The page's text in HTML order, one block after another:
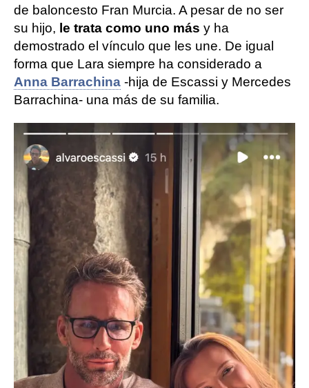
de baloncesto Fran Murcia. A pesar de no ser
su hijo, le trata como uno más y ha
demostrado el vínculo que les une. De igual
forma que Lara siempre ha considerado a
Anna Barrachina -hija de Escassi y Mercedes
Barrachina- una más de su familia.